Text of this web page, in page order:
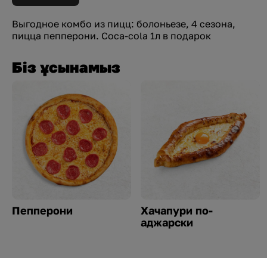
Выгодное комбо из пицц: болоньезе, 4 сезона,
пицца пепперони. Coca-cola 1л в подарок
Біз ұсынамыз
Пепперони
Хачапури по-
аджарски